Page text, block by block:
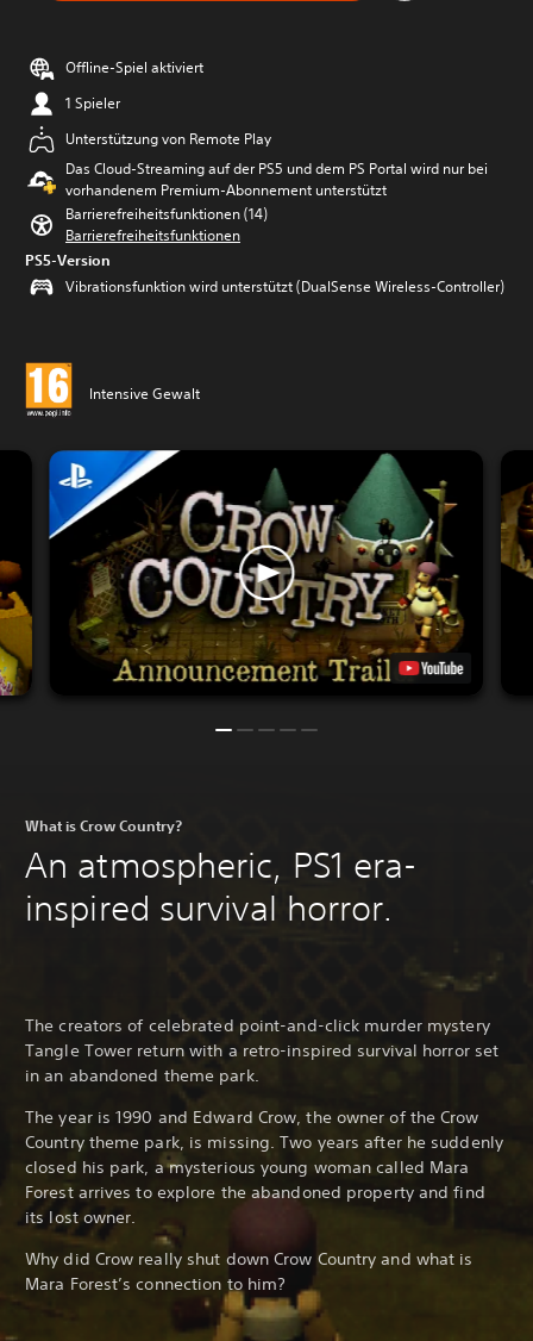
Offline-Spiel aktiviert
1 Spieler
Unterstützung von Remote Play
Das Cloud-Streaming auf der PS5 und dem PS Portal wird nur bei
vorhandenem Premium-Abonnement unterstützt
Barrierefreiheitsfunktionen (14)
Barrierefreiheitsfunktionen
PS5-Version
Vibrationsfunktion wird unterstützt (DualSense Wireless-Controller)
Intensive Gewalt
What is Crow Country?
An atmospheric, PS1 era-
inspired survival horror.
The creators of celebrated point-and-click murder mystery
Tangle Tower return with a retro-inspired survival horror set
in an abandoned theme park.
The year is 1990 and Edward Crow, the owner of the Crow
Country theme park, is missing. Two years after he suddenly
closed his park, a mysterious young woman called Mara
Forest arrives to explore the abandoned property and find
its lost owner.
Why did Crow really shut down Crow Country and what is
Mara Forest’s connection to him?